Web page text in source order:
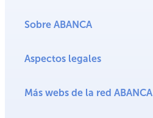
Sobre ABANCA
Aspectos legales
Más webs de la red ABANCA